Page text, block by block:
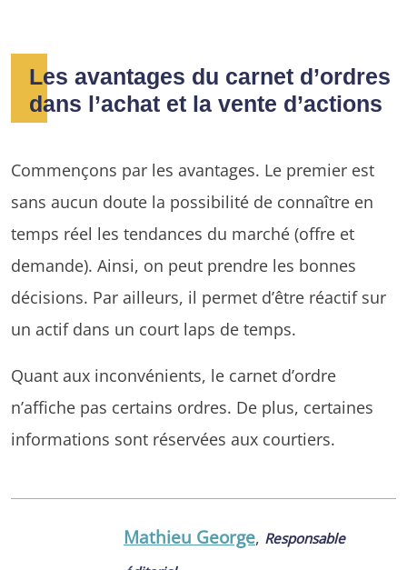
Les avantages du carnet d’ordres
dans l’achat et la vente d’actions
Commençons par les avantages. Le premier est
sans aucun doute la possibilité de connaître en
temps réel les tendances du marché (offre et
demande). Ainsi, on peut prendre les bonnes
décisions. Par ailleurs, il permet d’être réactif sur
un actif dans un court laps de temps.
Quant aux inconvénients, le carnet d’ordre
n’affiche pas certains ordres. De plus, certaines
informations sont réservées aux courtiers.
Mathieu George, Responsable